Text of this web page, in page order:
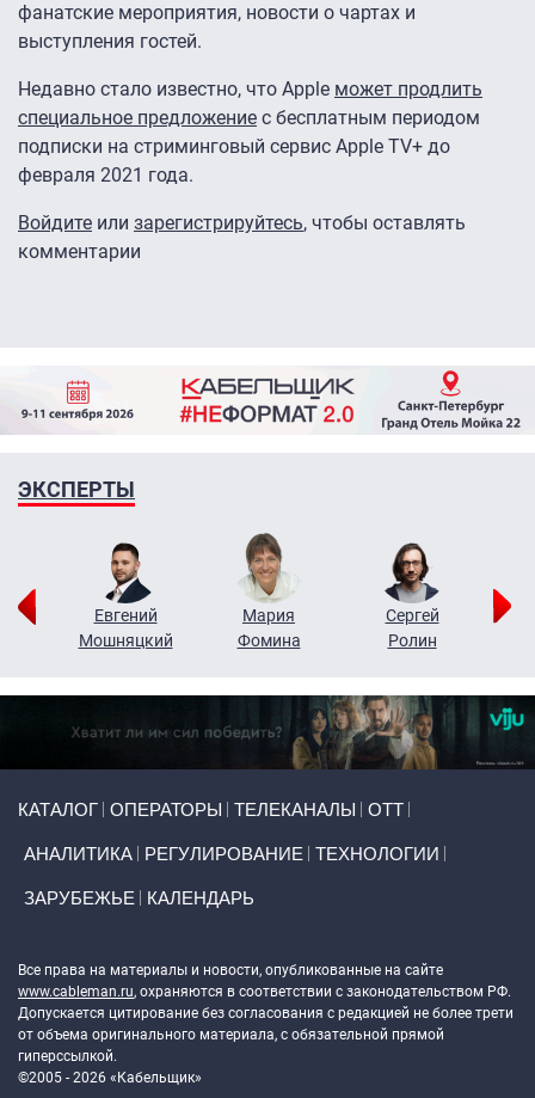
фанатские мероприятия, новости о чартах и
выступления гостей.
Недавно стало известно, что Apple может продлить
специальное предложение с бесплатным периодом
подписки на стриминговый сервис Apple TV+ до
февраля 2021 года.
Войдите или зарегистрируйтесь, чтобы оставлять
комментарии
ЭКСПЕРТЫ
Евгений
Мошняцкий
Мария
Фомина
Сергей
Ролин
КАТАЛОГ ОПЕРАТОРЫ ТЕЛЕКАНАЛЫ ОТТ
АНАЛИТИКА РЕГУЛИРОВАНИЕ ТЕХНОЛОГИИ
ЗАРУБЕЖЬЕ КАЛЕНДАРЬ
Все права на материалы и новости, опубликованные на сайте
www.cableman.ru, охраняются в соответствии с законодательством РФ.
Допускается цитирование без согласования с редакцией не более трети
от объема оригинального материала, с обязательной прямой
гиперссылкой.
©2005 - 2026 «Кабельщик»